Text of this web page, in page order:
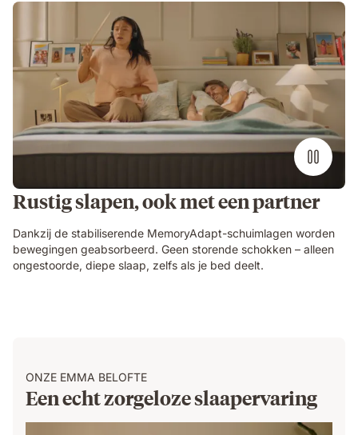
Video
person
air-
drumming
headphones
on
an
Original
mattress
their
partner
sleeps
Rustig slapen, ook met een partner
Dankzij de stabiliserende MemoryAdapt-schuimlagen worden
bewegingen geabsorbeerd. Geen storende schokken – alleen
ongestoorde, diepe slaap, zelfs als je bed deelt.
ONZE EMMA BELOFTE
Een echt zorgeloze slaapervaring